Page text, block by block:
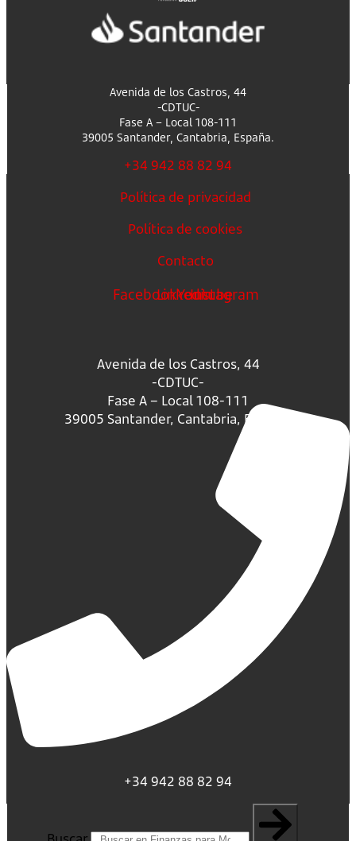
Avenida de los Castros, 44
-CDTUC-
Fase A – Local 108-111
39005 Santander, Cantabria, España.
+34 942 88 82 94
Política de privacidad
Política de cookies
Contacto
FacebookLinkedin
Youtube
Instagram
Avenida de los Castros, 44
-CDTUC-
Fase A – Local 108-111
39005 Santander, Cantabria, España.
+34 942 88 82 94